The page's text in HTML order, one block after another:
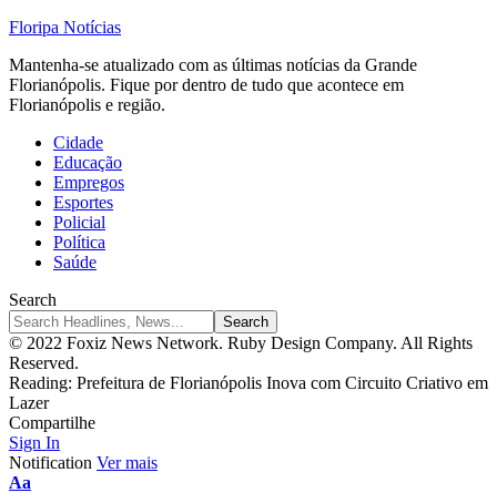
Floripa Notícias
Mantenha-se atualizado com as últimas notícias da Grande
Florianópolis. Fique por dentro de tudo que acontece em
Florianópolis e região.
Cidade
Educação
Empregos
Esportes
Policial
Política
Saúde
Search
© 2022 Foxiz News Network. Ruby Design Company. All Rights
Reserved.
Reading: Prefeitura de Florianópolis Inova com Circuito Criativo em
Lazer
Compartilhe
Sign In
Notification Ver mais
Font
Aa